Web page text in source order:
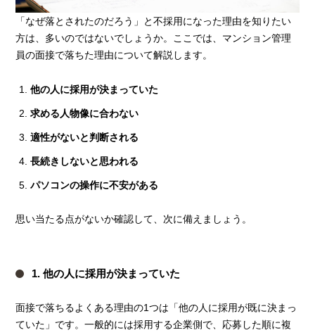
「なぜ落とされたのだろう」と不採用になった理由を知りたい
方は、多いのではないでしょうか。ここでは、マンション管理
員の面接で落ちた理由について解説します。
他の人に採用が決まっていた
求める人物像に合わない
適性がないと判断される
長続きしないと思われる
パソコンの操作に不安がある
思い当たる点がないか確認して、次に備えましょう。
1. 他の人に採用が決まっていた
面接で落ちるよくある理由の1つは「他の人に採用が既に決まっ
ていた」です。一般的には採用する企業側で、応募した順に複